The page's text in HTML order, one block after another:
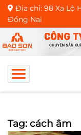
Địa chỉ: 98 Xa Lộ
Đồng Nai
Tag: cách âm